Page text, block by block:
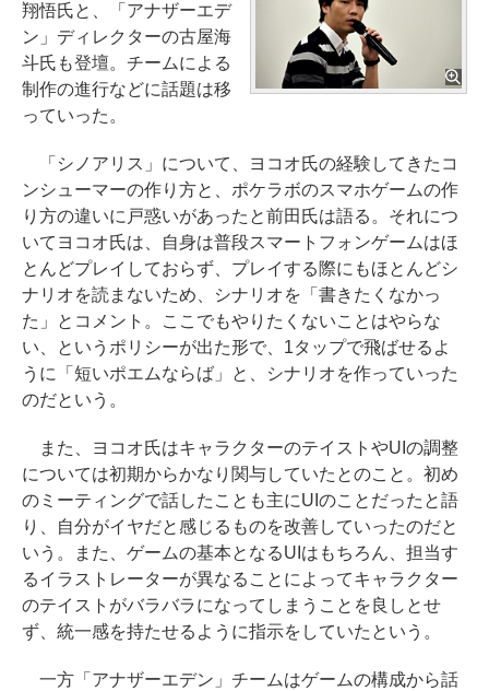
翔悟氏と、「アナザーエデ
ン」ディレクターの古屋海
斗氏も登壇。チームによる
制作の進行などに話題は移
っていった。
「シノアリス」について、ヨコオ氏の経験してきたコ
ンシューマーの作り方と、ポケラボのスマホゲームの作
り方の違いに戸惑いがあったと前田氏は語る。それにつ
いてヨコオ氏は、自身は普段スマートフォンゲームはほ
とんどプレイしておらず、プレイする際にもほとんどシ
ナリオを読まないため、シナリオを「書きたくなかっ
た」とコメント。ここでもやりたくないことはやらな
い、というポリシーが出た形で、1タップで飛ばせるよ
うに「短いポエムならば」と、シナリオを作っていった
のだという。
また、ヨコオ氏はキャラクターのテイストやUIの調整
については初期からかなり関与していたとのこと。初め
のミーティングで話したことも主にUIのことだったと語
り、自分がイヤだと感じるものを改善していったのだと
いう。また、ゲームの基本となるUIはもちろん、担当す
るイラストレーターが異なることによってキャラクター
のテイストがバラバラになってしまうことを良しとせ
ず、統一感を持たせるように指示をしていたという。
一方「アナザーエデン」チームはゲームの構成から話